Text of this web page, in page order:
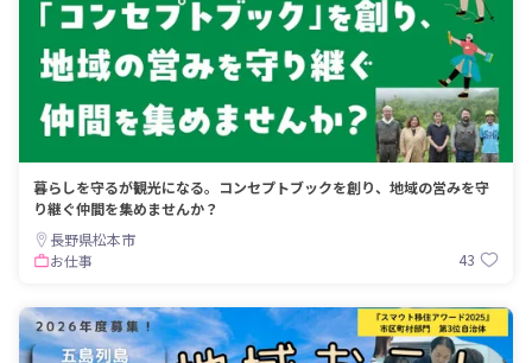
暮らしを守るが観光になる。コンセプトブックを創り、地域の営みを守
り継ぐ仲間を集めませんか？
長野県松本市
お仕事
43